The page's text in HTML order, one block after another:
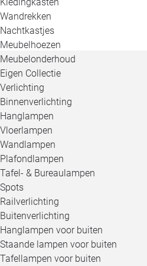
Wandrekken
Nachtkastjes
Meubelhoezen
Meubelonderhoud
Eigen Collectie
Verlichting
Binnenverlichting
Hanglampen
Vloerlampen
Wandlampen
Plafondlampen
Tafel- & Bureaulampen
Spots
Railverlichting
Buitenverlichting
Hanglampen voor buiten
Staande lampen voor buiten
Tafellampen voor buiten